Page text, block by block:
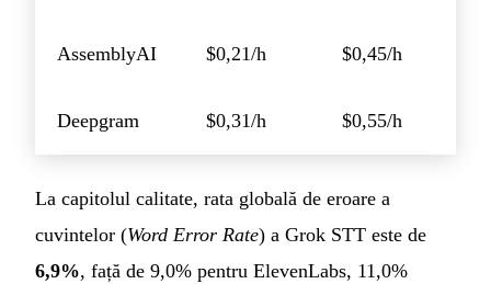
AssemblyAI $0,21/h $0,45/h
Deepgram $0,31/h $0,55/h
La capitolul calitate, rata globală de eroare a
cuvintelor (Word Error Rate) a Grok STT este de
6,9%, față de 9,0% pentru ElevenLabs, 11,0%